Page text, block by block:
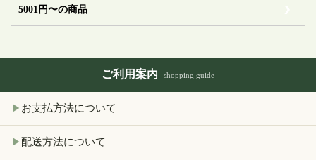
5001円〜の商品
ご利用案内 shopping guide
▶ お支払方法について
▶ 配送方法について